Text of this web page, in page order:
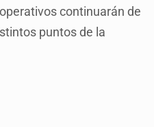
continuarán de
puntos de la